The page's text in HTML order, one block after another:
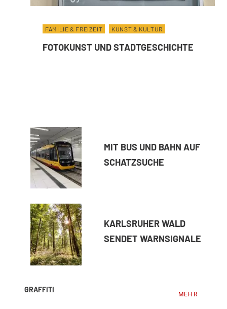
FAMILIE & FREIZEIT KUNST & KULTUR
FOTOKUNST UND STADTGESCHICHTE
MIT BUS UND BAHN AUF
SCHATZSUCHE
KARLSRUHER WALD
SENDET WARNSIGNALE
GRAFFITI
MEHR